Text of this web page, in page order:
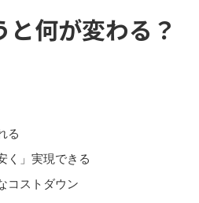
何が変わる？
る
く」実現できる
コストダウン